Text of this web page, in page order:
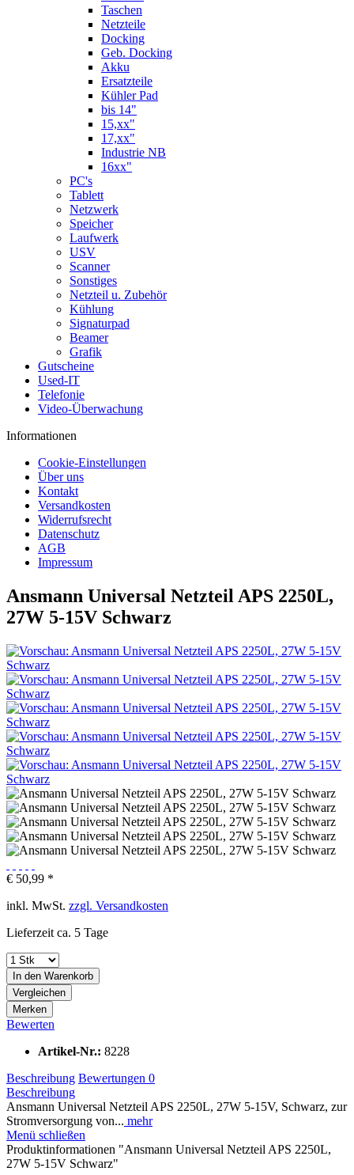
Taschen
Netzteile
Docking
Geb. Docking
Akku
Ersatzteile
Kühler Pad
bis 14"
15,xx"
17,xx"
Industrie NB
16xx"
PC's
Tablett
Netzwerk
Speicher
Laufwerk
USV
Scanner
Sonstiges
Netzteil u. Zubehör
Kühlung
Signaturpad
Beamer
Grafik
Gutscheine
Used-IT
Telefonie
Video-Überwachung
Informationen
Cookie-Einstellungen
Über uns
Kontakt
Versandkosten
Widerrufsrecht
Datenschutz
AGB
Impressum
Ansmann Universal Netzteil APS 2250L,
27W 5-15V Schwarz
€ 50,99 *
inkl. MwSt. zzgl. Versandkosten
Lieferzeit ca. 5 Tage
In den Warenkorb
Vergleichen
Merken
Bewerten
Artikel-Nr.: 8228
Beschreibung Bewertungen 0
Beschreibung
Ansmann Universal Netzteil APS 2250L, 27W 5-15V, Schwarz, zur
Stromversorgung von... mehr
Menü schließen
Produktinformationen "Ansmann Universal Netzteil APS 2250L,
27W 5-15V Schwarz"